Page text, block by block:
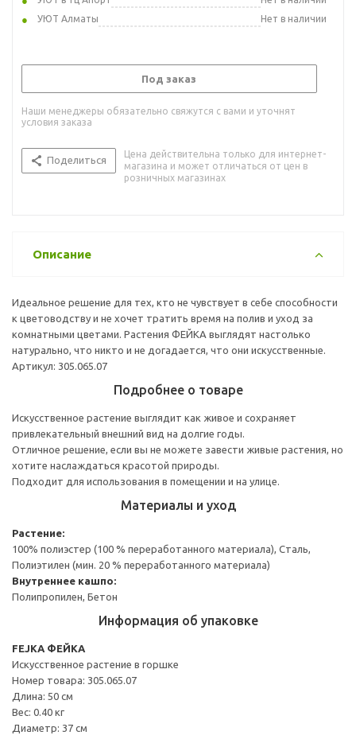
УЮТ Алматы
Нет в наличии
Под заказ
Наши менеджеры обязательно свяжутся с вами и уточнят
условия заказа
Поделиться
Цена действительна только для интернет-
магазина и может отличаться от цен в
розничных магазинах
Описание
Идеальное решение для тех, кто не чувствует в себе способности
к цветоводству и не хочет тратить время на полив и уход за
комнатными цветами. Растения ФЕЙКА выглядят настолько
натурально, что никто и не догадается, что они искусственные.
Артикул: 305.065.07
Подробнее о товаре
Искусственное растение выглядит как живое и сохраняет
привлекательный внешний вид на долгие годы.
Отличное решение, если вы не можете завести живые растения, но
хотите наслаждаться красотой природы.
Подходит для использования в помещении и на улице.
Материалы и уход
Растение:
100% полиэстер (100 % переработанного материала), Сталь,
Полиэтилен (мин. 20 % переработанного материала)
Внутреннее кашпо:
Полипропилен, Бетон
Информация об упаковке
FEJKA ФЕЙКА
Искусственное растение в горшке
Номер товара: 305.065.07
Длина: 50 см
Вес: 0.40 кг
Диаметр: 37 см